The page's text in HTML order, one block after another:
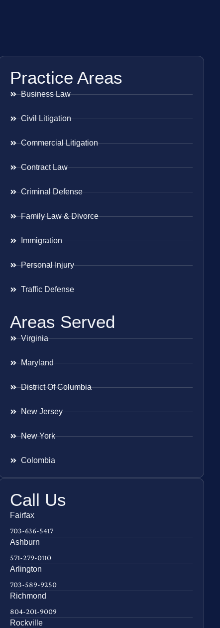
Practice Areas
Business Law
Civil Litigation
Commercial Litigation
Contract Law
Criminal Defense
Family Law & Divorce
Immigration
Personal Injury
Traffic Defense
Areas Served
Virginia
Maryland
District Of Columbia
New Jersey
New York
Colombia
Call Us
Fairfax
703-636-5417
Ashburn
571-279-0110
Arlington
703-589-9250
Richmond
804-201-9009
Rockville